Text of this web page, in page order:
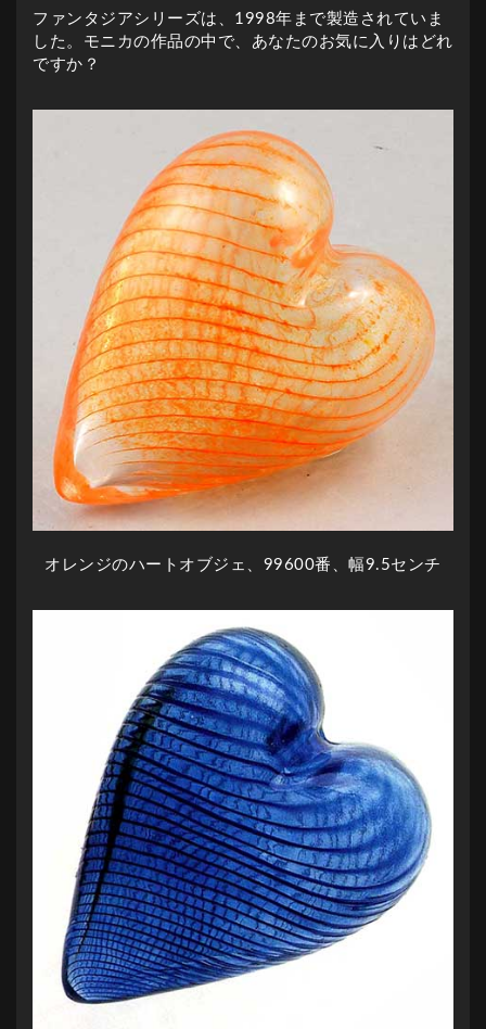
ファンタジアシリーズは、1998年まで製造されていま
した。モニカの作品の中で、あなたのお気に入りはどれ
ですか？
オレンジのハートオブジェ、99600番、幅9.5センチ